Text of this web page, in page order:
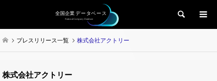
検索
プレスリリース一覧 株式会社アクトリー
株式会社アクトリー